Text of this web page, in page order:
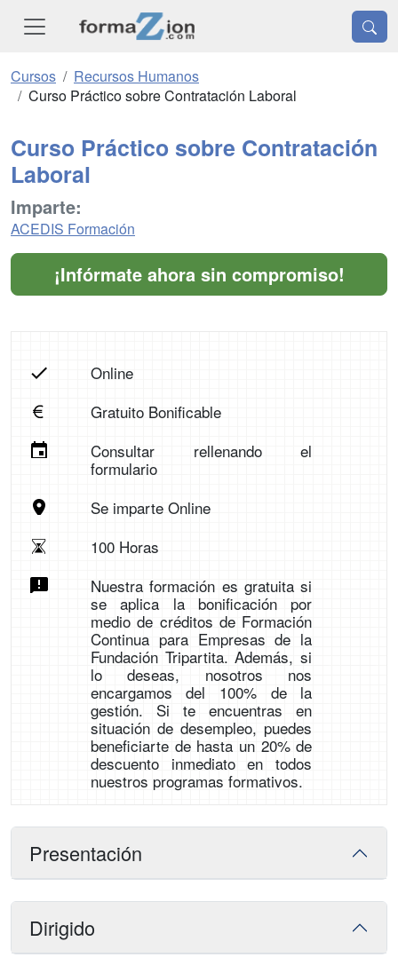
Cursos
Recursos Humanos
Curso Práctico sobre Contratación Laboral
Curso Práctico sobre Contratación
Laboral
Imparte:
ACEDIS Formación
¡Infórmate ahora sin compromiso!
Online
Gratuito Bonificable
Consultar rellenando el
formulario
Se imparte Online
100 Horas
Nuestra formación es gratuita si
se aplica la bonificación por
medio de créditos de Formación
Continua para Empresas de la
Fundación Tripartita. Además, si
lo deseas, nosotros nos
encargamos del 100% de la
gestión. Si te encuentras en
situación de desempleo, puedes
beneficiarte de hasta un 20% de
descuento inmediato en todos
nuestros programas formativos.
Presentación
Dirigido